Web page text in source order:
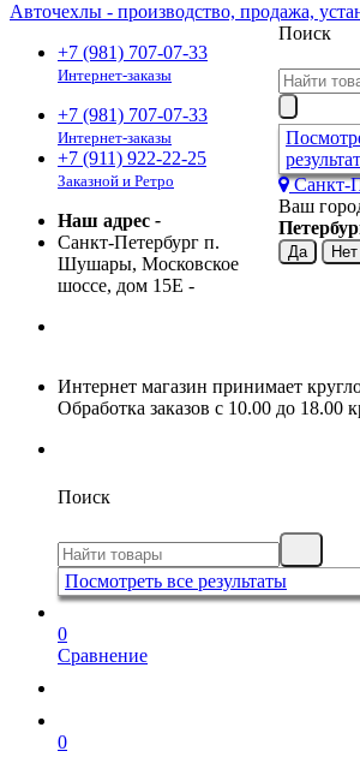
Авточехлы - производство, продажа,
+7 (981) 707-07-33
Интернет-заказы
+7 (981) 707-07-33
Интернет-заказы
+7 (911) 922-22-25
Заказной и Ретро
Наш адрес -
Санкт-Петербург п.
Шушары, Московское
шоссе, дом 15Е -
Поиск
Санкт-
Ваш
Интернет магазин принимает
Обработка заказов с 10.00 до 18.00
Поиск
Посмотреть все результаты
0
Сравнение
0